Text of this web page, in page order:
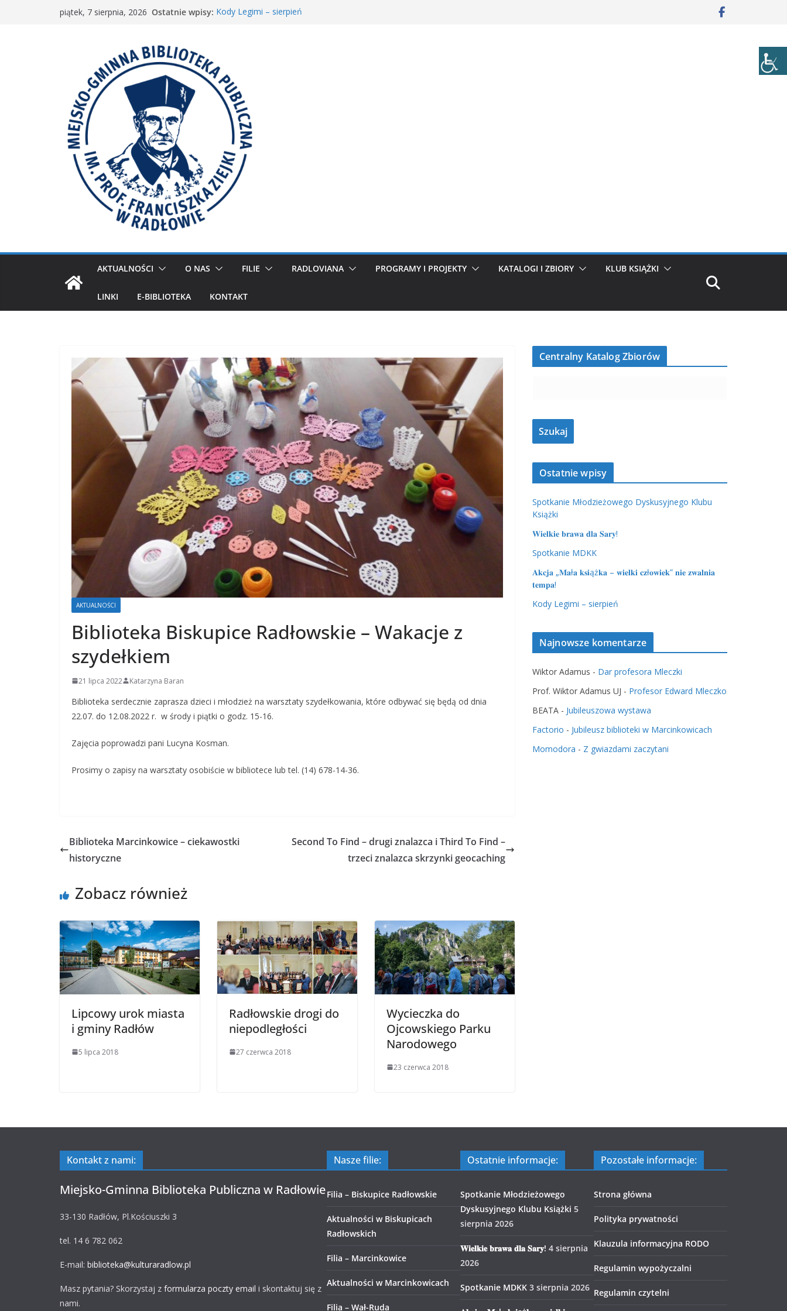
piątek, 7 sierpnia, 2026 Ostatnie wpisy: Kody Legimi – sierpień
AKTUALNOŚCI O NAS FILIE RADLOVIANA PROGRAMY I PROJEKTY KATALOGI I ZBIORY KLUB KSIĄŻKI
LINKI E-BIBLIOTEKA KONTAKT
AKTUALNOŚCI
Biblioteka Biskupice Radłowskie – Wakacje z
szydełkiem
21 lipca 2022 Katarzyna Baran
Biblioteka serdecznie zaprasza dzieci i młodzież na warsztaty szydełkowania, które odbywać się będą od dnia
22.07. do 12.08.2022 r. w środy i piątki o godz. 15-16.
Zajęcia poprowadzi pani Lucyna Kosman.
Prosimy o zapisy na warsztaty osobiście w bibliotece lub tel. (14) 678-14-36.
Biblioteka Marcinkowice – ciekawostki
historyczne
Second To Find – drugi znalazca i Third To Find –
trzeci znalazca skrzynki geocaching
Zobacz również
Lipcowy urok miasta
i gminy Radłów
5 lipca 2018
Radłowskie drogi do
niepodległości
27 czerwca 2018
Wycieczka do
Ojcowskiego Parku
Narodowego
23 czerwca 2018
Centralny Katalog Zbiorów
Ostatnie wpisy
Spotkanie Młodzieżowego Dyskusyjnego Klubu
Książki
𝐖𝐢𝐞𝐥𝐤𝐢𝐞 𝐛𝐫𝐚𝐰𝐚 𝐝𝐥𝐚 𝐒𝐚𝐫𝐲!
Spotkanie MDKK
𝐀𝐤𝐜𝐣𝐚 „𝐌𝐚ł𝐚 𝐤𝐬𝐢ąż𝐤𝐚 – 𝐰𝐢𝐞𝐥𝐤𝐢 𝐜𝐳ł𝐨𝐰𝐢𝐞𝐤” 𝐧𝐢𝐞 𝐳𝐰𝐚𝐥𝐧𝐢𝐚
𝐭𝐞𝐦𝐩𝐚!
Kody Legimi – sierpień
Najnowsze komentarze
Wiktor Adamus - Dar profesora Mleczki
Prof. Wiktor Adamus UJ - Profesor Edward Mleczko
BEATA - Jubileuszowa wystawa
Factorio - Jubileusz biblioteki w Marcinkowicach
Momodora - Z gwiazdami zaczytani
Kontakt z nami:
Miejsko-Gminna Biblioteka Publiczna w Radłowie
33-130 Radłów, Pl.Kościuszki 3
tel. 14 6 782 062
E-mail: biblioteka@kulturaradlow.pl
Masz pytania? Skorzystaj z formularza poczty email i skontaktuj się z
nami.
Nasze filie:
Filia – Biskupice Radłowskie
Aktualności w Biskupicach
Radłowskich
Filia – Marcinkowice
Aktualności w Marcinkowicach
Filia – Wał-Ruda
Ostatnie informacje:
Spotkanie Młodzieżowego
Dyskusyjnego Klubu Książki 5
sierpnia 2026
𝐖𝐢𝐞𝐥𝐤𝐢𝐞 𝐛𝐫𝐚𝐰𝐚 𝐝𝐥𝐚 𝐒𝐚𝐫𝐲! 4 sierpnia
2026
Spotkanie MDKK 3 sierpnia 2026
Pozostałe informacje:
Strona główna
Polityka prywatności
Klauzula informacyjna RODO
Regulamin wypożyczalni
Regulamin czytelni